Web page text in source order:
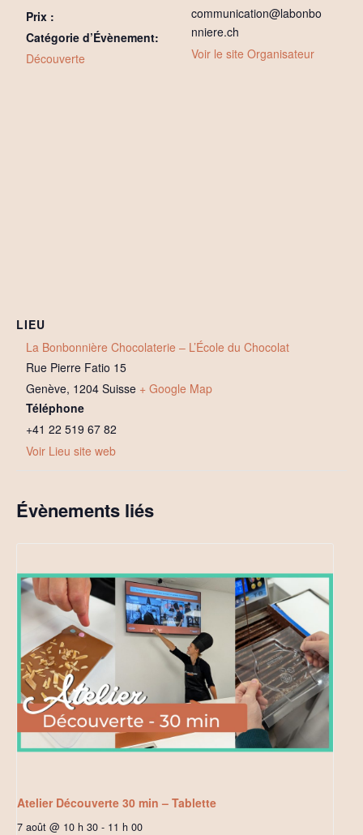
Prix :
Catégorie d’Évènement:
Découverte
communication@labonbo
nniere.ch
Voir le site Organisateur
LIEU
La Bonbonnière Chocolaterie – L’École du Chocolat
Rue Pierre Fatio 15
Genève, 1204 Suisse + Google Map
Téléphone
+41 22 519 67 82
Voir Lieu site web
Évènements liés
Atelier Découverte 30 min – Tablette
7 août @ 10 h 30 - 11 h 00